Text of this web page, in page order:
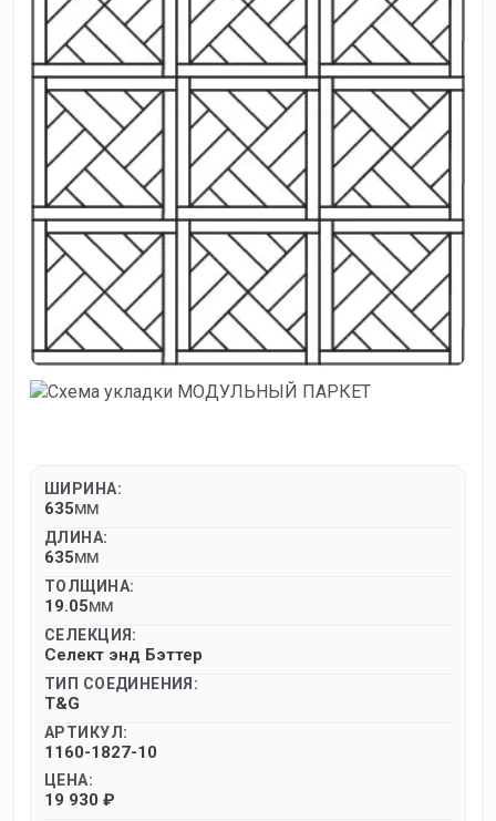
ШИРИНА:
635MM
ДЛИНА:
635MM
ТОЛЩИНА:
19.05MM
СЕЛЕКЦИЯ:
Селект энд Бэттер
ТИП СОЕДИНЕНИЯ:
T&G
АРТИКУЛ:
1160-1827-10
ЦЕНА:
19 930 ₽